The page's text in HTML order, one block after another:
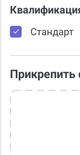
Стандарт